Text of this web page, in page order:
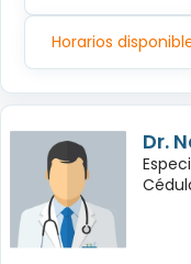
Horarios
Dr.